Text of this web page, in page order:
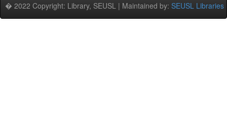
� 2022 Copyright: Library, SEUSL | Maintained by: SEUSL Libraries